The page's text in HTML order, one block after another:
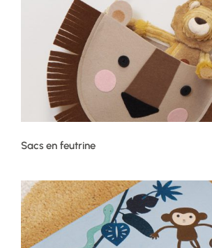
Sacs en feutrine